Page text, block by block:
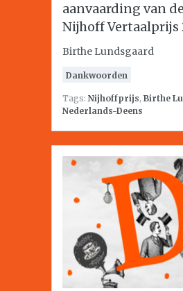
aanvaarding van
Nijhoff Vertaalprijs
Birthe Lundsgaard
Dankwoorden
Tags: Nijhoffprijs, Birthe
Nederlands-Deens